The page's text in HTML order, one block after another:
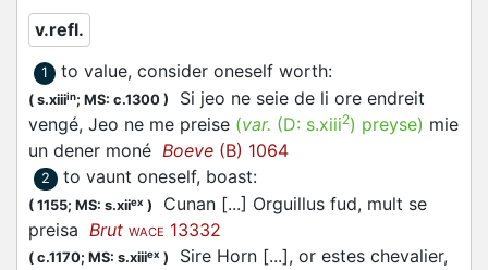
v.refl.
1 to value, consider oneself worth:
( s.xiiiin; MS: c.1300 )
Si jeo ne seie de li ore endreit
vengé, Jeo ne me preise (var. (D: s.xiii2) preyse) mie
un dener moné Boeve (B) 1064
2 to vaunt oneself, boast:
( 1155; MS: s.xiiex )
Cunan [...] Orguillus fud, mult se
preisa Brut WACE 13332
( c.1170; MS: s.xiiiex )
Sire Horn [...], or estes chevalier,